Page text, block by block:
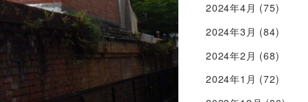
2024年4月 (75)
2024年3月 (84)
2024年2月 (68)
2024年1月 (72)